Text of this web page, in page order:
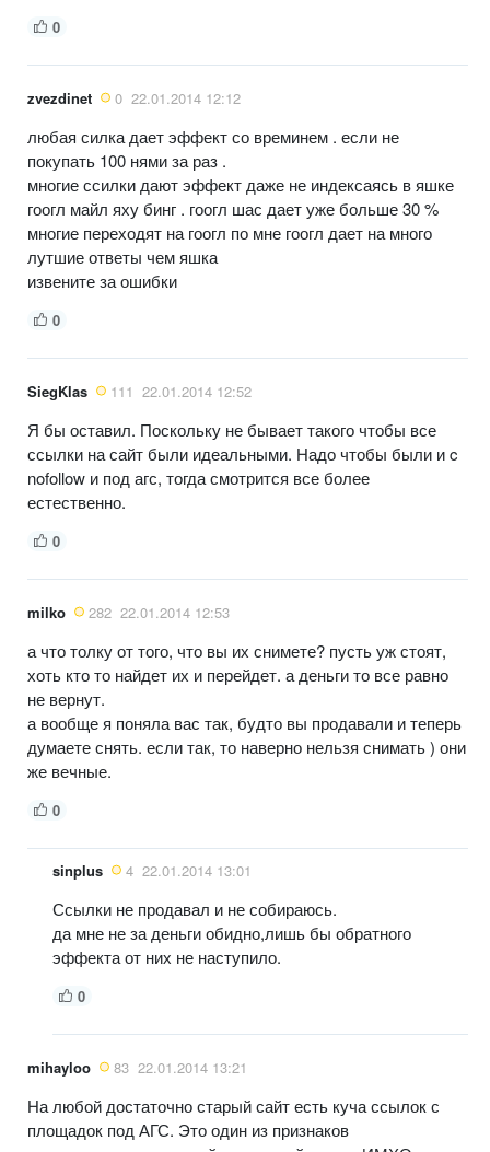
0
zvezdinet 0 22.01.2014 12:12
любая силка дает эффект со времинем . если не
покупать 100 нями за раз .
многие ссилки дают эффект даже не индексаясь в яшке
гоогл майл яху бинг . гоогл шас дает уже больше 30 %
многие переходят на гоогл по мне гоогл дает на много
лутшие ответы чем яшка
извените за ошибки
0
SiegKlas 111 22.01.2014 12:52
Я бы оставил. Поскольку не бывает такого чтобы все
ссылки на сайт были идеальными. Надо чтобы были и c
nofollow и под агс, тогда смотрится все более
естественно.
0
milko 282 22.01.2014 12:53
а что толку от того, что вы их снимете? пусть уж стоят,
хоть кто то найдет их и перейдет. а деньги то все равно
не вернут.
а вообще я поняла вас так, будто вы продавали и теперь
думаете снять. если так, то наверно нельзя снимать ) они
же вечные.
0
sinplus 4 22.01.2014 13:01
Ссылки не продавал и не собираюсь.
да мне не за деньги обидно,лишь бы обратного
эффекта от них не наступило.
0
mihayloo 83 22.01.2014 13:21
На любой достаточно старый сайт есть куча ссылок с
площадок под АГС. Это один из признаков